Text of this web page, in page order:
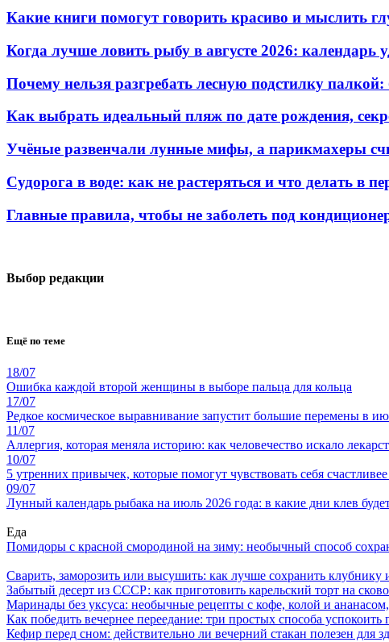
Какие книги помогут говорить красиво и мыслить
Когда лучше ловить рыбу в августе 2026: календарь
Почему нельзя разгребать лесную подстилку
Как выбрать идеальный пляж по дате рождения,
Учёные развенчали лунные мифы, а парикмахеры
Судорога в воде: как не растеряться и что делать в
Главные правила, чтобы не заболеть под
Выбор редакции
Ещё по теме
18/07
Ошибка каждой второй женщины в выборе пальца для кольца
17/07
Редкое космическое выравнивание запустит большие перемены в
11/07
Аллергия, которая меняла историю: как человечество искало
10/07
5 утренних привычек, которые помогут чувствовать себя
09/07
Лунный календарь рыбака на июль 2026 года: в какие дни клев
Еда
Помидоры с красной смородиной на зиму: необычный способ
Сварить, заморозить или высушить: как лучше сохранить клубнику
Забытый десерт из СССР: как приготовить карельский торт на
Маринады без уксуса: необычные рецепты с кофе, колой и
Как победить вечернее переедание: три простых способа успокоить
Кефир перед сном: действительно ли вечерний стакан полезен для